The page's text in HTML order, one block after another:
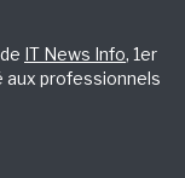
IT News Info, 1er
aux professionnels